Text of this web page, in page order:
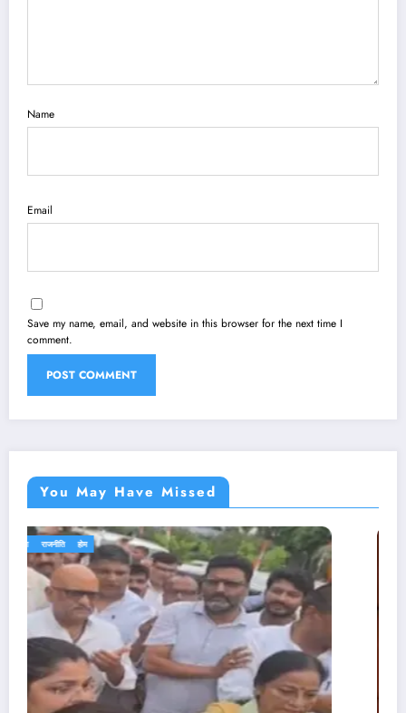
Name
Email
Save my name, email, and website in this browser for the next time I
comment.
You May Have Missed
एजुकेशन देश-दुनिया राजनीति होम